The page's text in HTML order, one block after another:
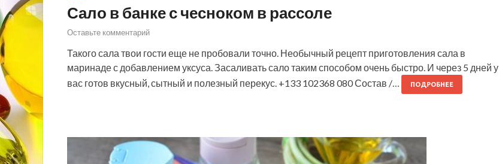
Сало в банке с чесноком в рассоле
Оставьте комментарий
Такого сала твои гости еще не пробовали точно. Необычный рецепт приготовления сала в
маринаде с добавлением уксуса. Засаливать сало таким способом очень быстро. И через 5 дней у
вас готов вкусный, сытный и полезный перекус. +133 102368 080 Состав /…
ПОДРОБНЕЕ